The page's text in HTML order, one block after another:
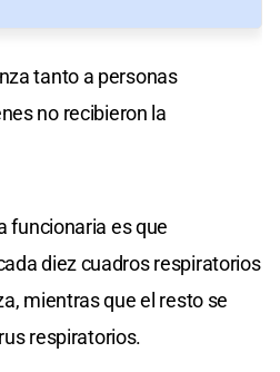
tanto a personas
no recibieron la
funcionaria es que
diez cuadros respiratorios
mientras que el resto se
respiratorios.